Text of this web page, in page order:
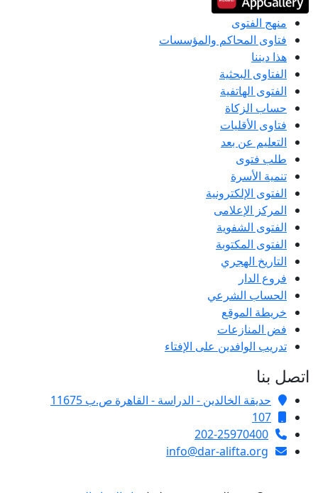
منهج الفتوى
فتاوى المحاكم والمؤسسات
هذا ديننا
الفتاوى البحثية
الفتوى الهاتفية
حساب الزكاة
فتاوى الأقليات
التعليم عن بعد
طلب فتوى
تنمية الأسرة
الفتوى الإلكترونية
المركز الإعلامى
الفتوى الشفوية
الفتوى المكتوبة
التاريخ الهجري
فروع الدار
الحساب الشرعي
خريطة الموقع
فض المنازعات
تدريب الوافدين على الإفتاء
اتصل بنا
حديقة الخالدين - الدراسة - القاهرة ص.ب 11675
107
202-25970400
info@dar-alifta.org